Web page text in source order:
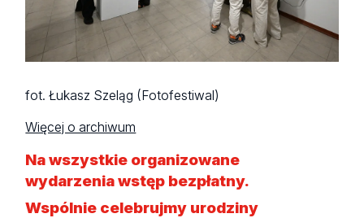
fot. Łukasz Szeląg (Fotofestiwal)
Więcej o archiwum
Na wszystkie organizowane
wydarzenia wstęp bezpłatny.
Wspólnie celebrujmy urodziny